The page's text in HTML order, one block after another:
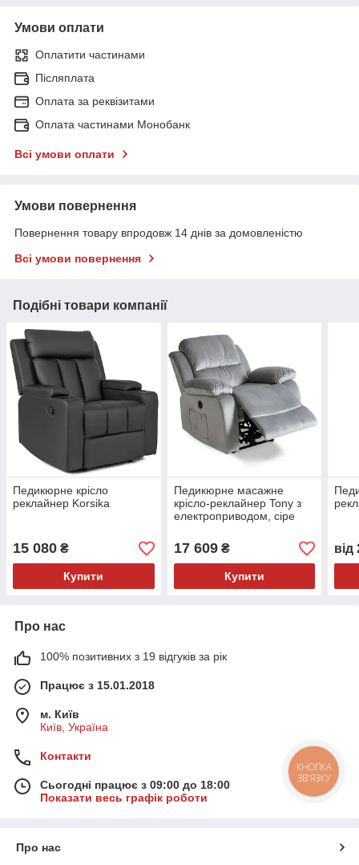
Умови оплати
Оплатити частинами
Післяплата
Оплата за реквізитами
Оплата частинами Монобанк
Всі умови оплати
Умови повернення
Повернення товару впродовж 14 днів за домовленістю
Всі умови повернення
Подібні товари компанії
Педикюрне крісло
реклайнер Korsika
15 080 ₴
Купити
Педикюрне масажне
крісло-реклайнер Tony з
електроприводом, сіре
17 609₴
Купити
від
Про нас
100% позитивних з 19 відгуків за рік
Працює з 15.01.2018
м. Київ
Київ, Україна
Контакти
Сьогодні працює з 09:00 до 18:00
Показати весь графік роботи
Про нас
КНОПКА
ЗВ'ЯЗКУ